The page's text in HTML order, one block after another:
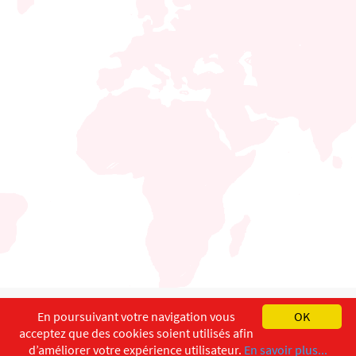
English Français
Copyright ©ISEC-AdW Impressum
OK
En poursuivant votre navigation vous
acceptez que des cookies soient utilisés afin
d’améliorer votre expérience utilisateur. En savoir plus...